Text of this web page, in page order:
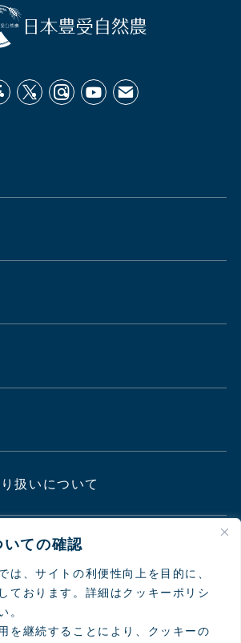
いての確認
は、サイトの利便性向上を目的に、
ております。詳細はクッキーポリシ
。
を継続することにより、クッキーの
扱いについて